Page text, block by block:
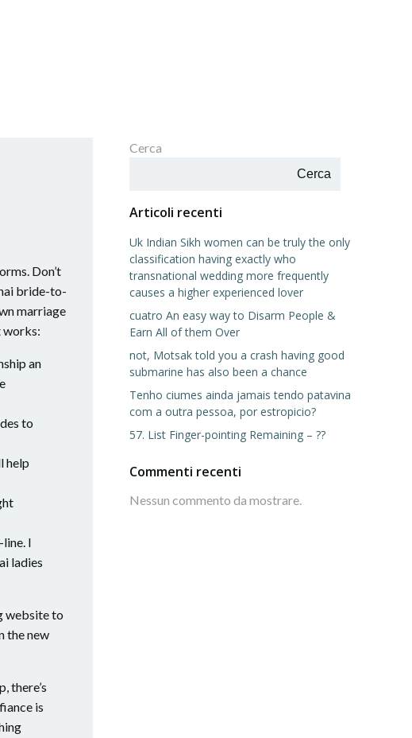
Don’t
bride-to-
marriage
works:
an
to
help
I
ladies
website to
the new
there’s
is
Cerca
Cerca
Articoli recenti
Uk Indian Sikh women can be truly the only
classification having exactly who
transnational wedding more frequently
causes a higher experienced lover
cuatro An easy way to Disarm People &
Earn All of them Over
not, Motsak told you a crash having good
submarine has also been a chance
Tenho ciumes ainda jamais tendo patavina
com a outra pessoa, por estropicio?
57. List Finger-pointing Remaining – ??
Commenti recenti
Nessun commento da mostrare.